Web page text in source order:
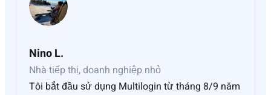
Nino L.
Nhà tiếp thị, doanh nghiệp nhỏ
Tôi bắt đầu sử dụng Multilogin từ tháng 8/9 năm